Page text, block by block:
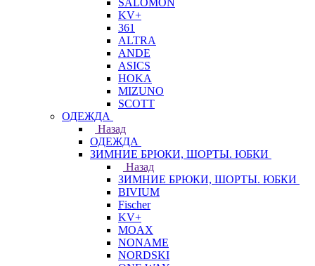
SALOMON
KV+
361
ALTRA
ANDE
ASICS
HOKA
MIZUNO
SCOTT
ОДЕЖДА
Назад
ОДЕЖДА
ЗИМНИЕ БРЮКИ, ШОРТЫ. ЮБКИ
Назад
ЗИМНИЕ БРЮКИ, ШОРТЫ. ЮБКИ
BIVIUM
Fischer
KV+
MOAX
NONAME
NORDSKI